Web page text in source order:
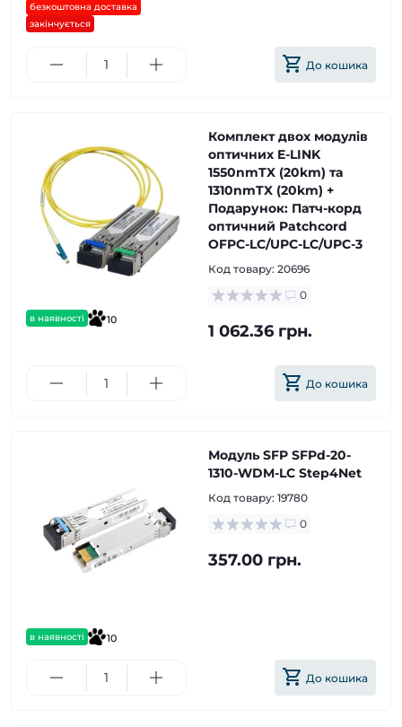
безкоштовна доставка
закінчується
До кошика
в наявності 10
Комплект двох модулів
оптичних E-LINK
1550nmTX (20km) та
1310nmTX (20km) +
Подарунок: Патч-корд
оптичний Patchcord
OFPC-LC/UPC-LC/UPC-3
Код товару: 20696
0
1 062.36 грн.
До кошика
в наявності 10
Модуль SFP SFPd-20-
1310-WDM-LC Step4Net
Код товару: 19780
0
357.00 грн.
До кошика